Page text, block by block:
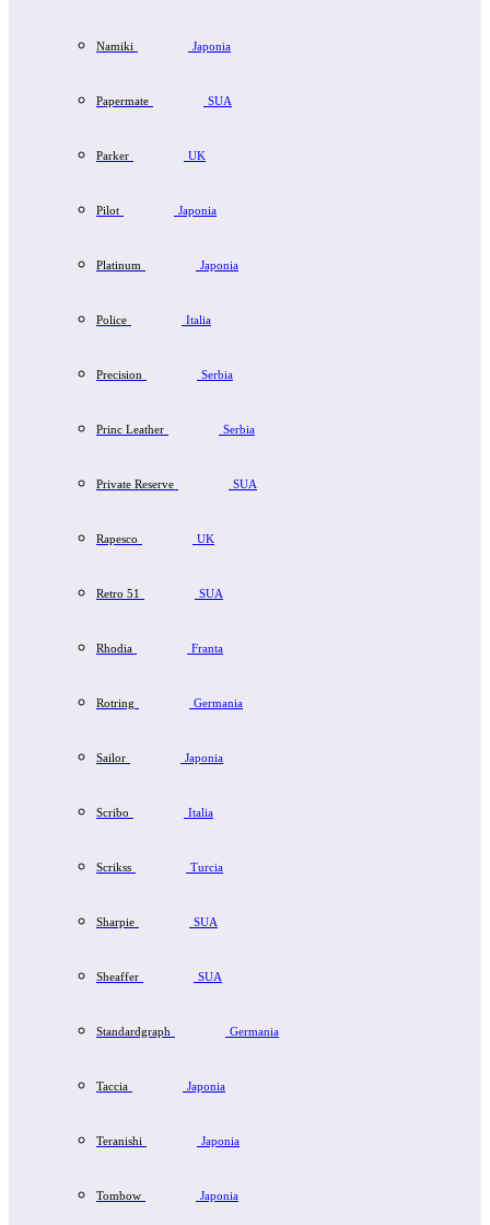
Namiki Japonia
Papermate SUA
Parker UK
Pilot Japonia
Platinum Japonia
Police Italia
Precision Serbia
Princ Leather Serbia
Private Reserve SUA
Rapesco UK
Retro 51 SUA
Rhodia Franta
Rotring Germania
Sailor Japonia
Scribo Italia
Scrikss Turcia
Sharpie SUA
Sheaffer SUA
Standardgraph Germania
Taccia Japonia
Teranishi Japonia
Tombow Japonia